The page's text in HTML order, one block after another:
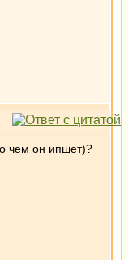
о чем он ипшет)?